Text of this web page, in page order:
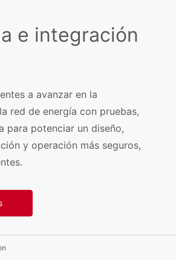
e integración
a avanzar en la
red de energía con pruebas,
para potenciar un diseño,
y operación más seguros,